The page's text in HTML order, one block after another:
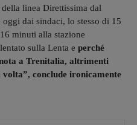
linea Direttissima dal
dai sindaci, lo stesso di 15
minuti alla stazione
sulla Lenta e perché
a Trenitalia, altrimenti
conclude ironicamente